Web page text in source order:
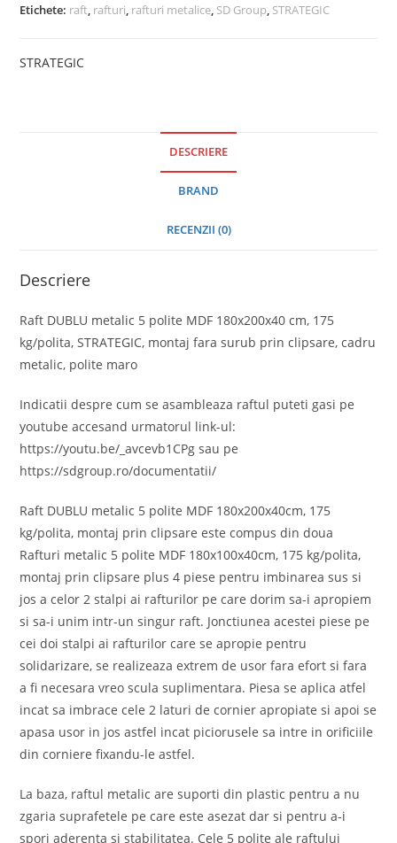
Etichete: raft, rafturi, rafturi metalice, SD Group, STRATEGIC
STRATEGIC
DESCRIERE
BRAND
RECENZII (0)
Descriere
Raft DUBLU metalic 5 polite MDF 180x200x40 cm, 175
kg/polita, STRATEGIC, montaj fara surub prin clipsare, cadru
metalic, polite maro
Indicatii despre cum se asambleaza raftul puteti gasi pe
youtube accesand urmatorul link-ul:
https://youtu.be/_avcevb1CPg sau pe
https://sdgroup.ro/documentatii/
Raft DUBLU metalic 5 polite MDF 180x200x40cm, 175
kg/polita, montaj prin clipsare este compus din doua
Rafturi metalic 5 polite MDF 180x100x40cm, 175 kg/polita,
montaj prin clipsare plus 4 piese pentru imbinarea sus si
jos a celor 2 stalpi ai rafturilor pe care dorim sa-i apropiem
si sa-i unim intr-un singur raft. Jonctiunea acestei piese pe
cei doi stalpi ai rafturilor care se apropie pentru
solidarizare, se realizeaza extrem de usor fara efort si fara
a fi necesara vreo scula suplimentara. Piesa se aplica atfel
incat sa imbrace cele 2 laturi de cornier apropiate si apoi se
apasa usor in jos astfel incat piciorusele sa intre in orificiile
din corniere fixandu-le astfel.
La baza, raftul metalic are suporti din plastic pentru a nu
zgaria suprafetele pe care este asezat dar si pentru a-i
spori aderenta si stabilitatea. Cele 5 polite ale raftului